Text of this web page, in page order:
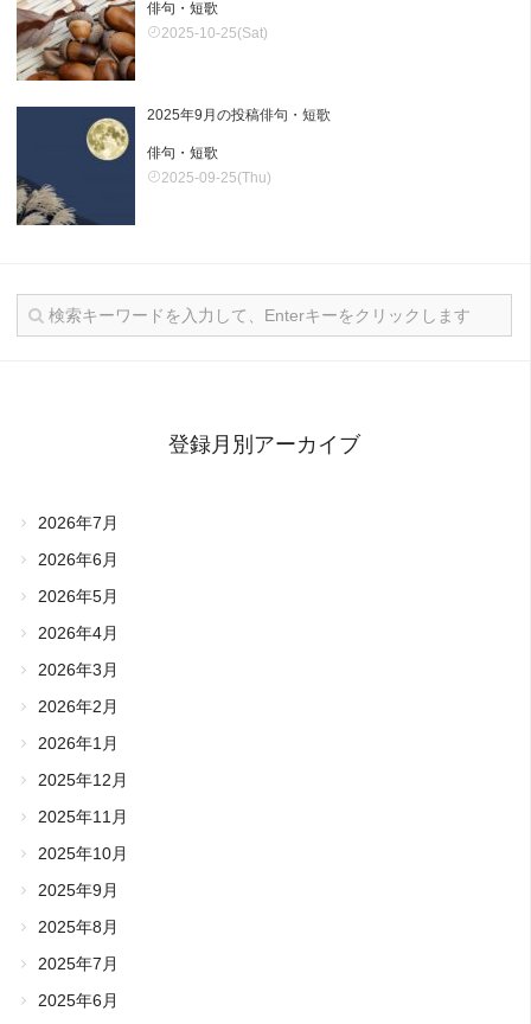
俳句・短歌
2025-10-25(Sat)
2025年9月の投稿俳句・短歌
俳句・短歌
2025-09-25(Thu)
登録月別アーカイブ
2026年7月
2026年6月
2026年5月
2026年4月
2026年3月
2026年2月
2026年1月
2025年12月
2025年11月
2025年10月
2025年9月
2025年8月
2025年7月
2025年6月